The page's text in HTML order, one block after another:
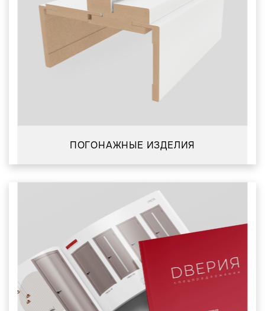
ПОГОНАЖНЫЕ ИЗДЕЛИЯ